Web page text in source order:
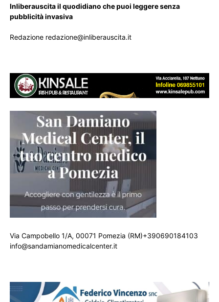
Inliberauscita il quodidiano che puoi leggere senza
pubblicità invasiva
Redazione redazione@inliberauscita.it
Via Campobello 1/A, 00071 Pomezia (RM)+390690184103
info@sandamianomedicalcenter.it